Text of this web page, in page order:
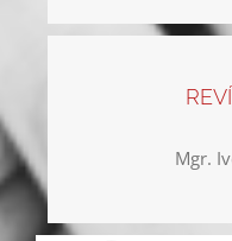
Mgr.